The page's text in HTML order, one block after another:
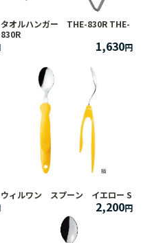
タオルハンガー THE-830R THE-
830R
1,630
ウィルワン スプーン イエロー S
2,200